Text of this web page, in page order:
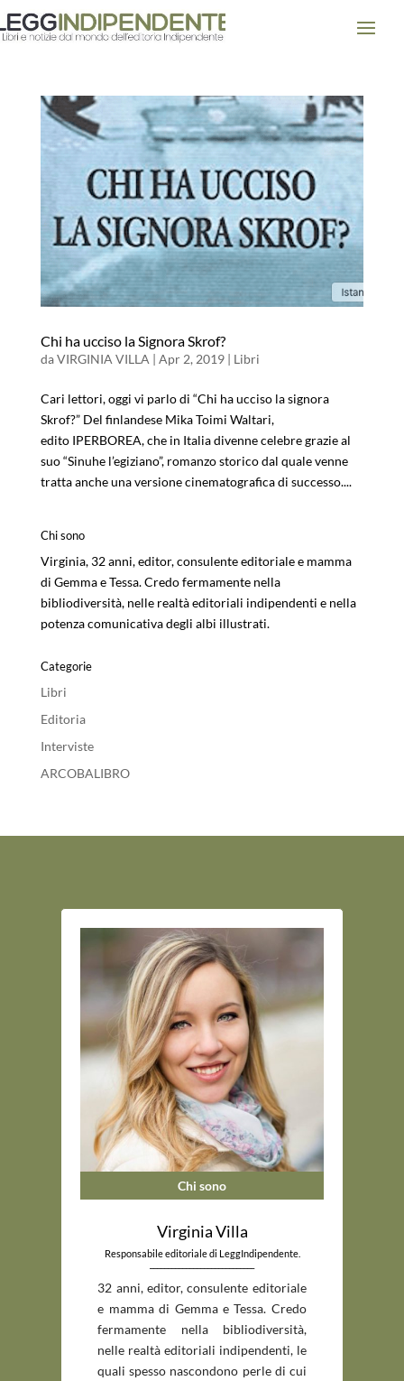
Chi ha ucciso la Signora Skrof?
daVIRGINIA VILLA | Apr 2, 2019| Libri
Cari lettori, oggi vi parlo di “Chi ha ucciso la signora
Skrof?” Del finlandese Mika Toimi Waltari,
edito IPERBOREA, che in Italia divenne celebre grazie al
suo “Sinuhe l’egiziano”, romanzo storico dal quale venne
tratta anche una versione cinematografica di successo....
Chi sono
Virginia, 32 anni, editor, consulente editoriale e mamma
di Gemma e Tessa. Credo fermamente nella
bibliodiversità, nelle realtà editoriali indipendenti e nella
potenza comunicativa degli albi illustrati.
Categorie
Libri
Editoria
Interviste
ARCOBALIBRO
Chi sono
Virginia Villa
Responsabile editoriale di LeggIndipendente.
32 anni, editor, consulente editoriale
e mamma di Gemma e Tessa. Credo
fermamente nella bibliodiversità,
nelle realtà editoriali indipendenti, le
quali spesso nascondono perle di cui